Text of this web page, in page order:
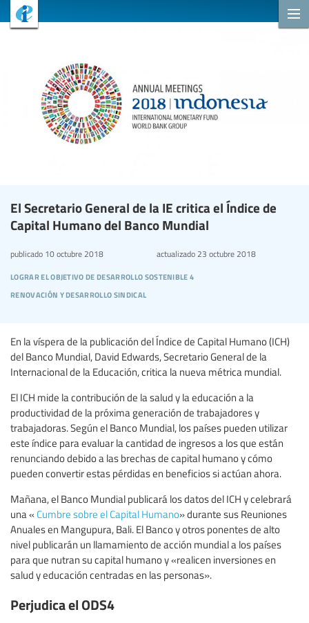
El Secretario General de la IE critica el Índice de
Capital Humano del Banco Mundial
lograr el objetivo de desarrollo sostenible 4
renovación y desarrollo sindical
publicado 10 octubre 2018 actualizado23 octubre 2018
En la víspera de la publicación del Índice de Capital Humano (ICH)
del Banco Mundial, David Edwards, Secretario General de la
Internacional de la Educación, critica la nueva métrica mundial.
El ICH mide la contribución de la salud y la educación a la
productividad de la próxima generación de trabajadores y
trabajadoras. Según el Banco Mundial, los países pueden utilizar
este índice para evaluar la cantidad de ingresos a los que están
renunciando debido a las brechas de capital humano y cómo
pueden convertir estas pérdidas en beneficios si actúan ahora.
Mañana, el Banco Mundial publicará los datos del ICH y celebrará
una « Cumbre sobre el Capital Humano» durante sus Reuniones
Anuales en Mangupura, Bali. El Banco y otros ponentes de alto
nivel publicarán un llamamiento de acción mundial a los países
para que nutran su capital humano y «realicen inversiones en
salud y educación centradas en las personas».
Perjudica el ODS4